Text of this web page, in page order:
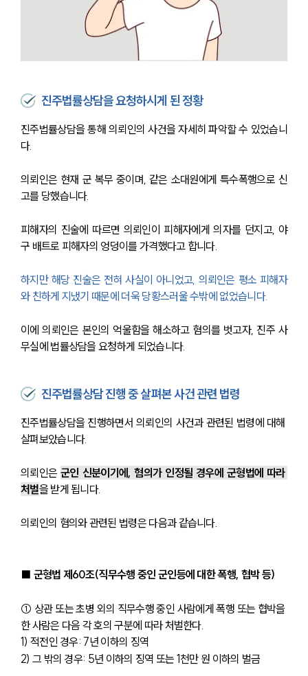
진주법률상담을 요청하시게 된 정황
진주법률상담을 통해 의뢰인의 사건을 자세히 파악할 수 있었습니
다.
의뢰인은 현재 군 복무 중이며, 같은 소대원에게 특수폭행으로 신
고를 당했습니다.
피해자의 진술에 따르면 의뢰인이 피해자에게 의자를 던지고, 야
구 배트로 피해자의 엉덩이를 가격했다고 합니다.
하지만 해당 진술은 전혀 사실이 아니었고, 의뢰인은 평소 피해자
와 친하게 지냈기 때문에 더욱 당황스러울 수밖에 없었습니다.
이에 의뢰인은 본인의 억울함을 해소하고 혐의를 벗고자, 진주 사
무실에 법률상담을 요청하게 되었습니다.
진주법률상담 진행 중 살펴본 사건 관련 법령
진주법률상담을 진행하면서 의뢰인의 사건과 관련된 법령에 대해
살펴보았습니다.
의뢰인은 군인 신분이기에, 혐의가 인정될 경우에 군형법에 따라
처벌을 받게 됩니다.
의뢰인의 혐의와 관련된 법령은 다음과 같습니다.
■ 군형법 제60조(직무수행 중인 군인등에 대한 폭행, 협박 등)
① 상관 또는 초병 외의 직무수행 중인 사람에게 폭행 또는 협박을
한 사람은 다음 각 호의 구분에 따라 처벌한다.
1) 적전인 경우: 7년 이하의 징역
2) 그 밖의 경우: 5년 이하의 징역 또는 1천만 원 이하의 벌금